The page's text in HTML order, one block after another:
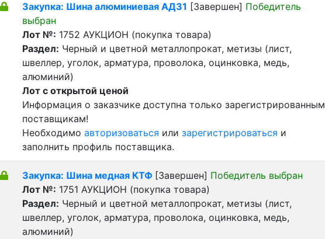
Закупка: Шина алюминиевая АД31 [Завершен] Победитель
выбран
Лот №: 1752 АУКЦИОН (покупка товара)
Раздел: Черный и цветной металлопрокат, метизы (лист,
швеллер, уголок, арматура, проволока, оцинковка, медь,
алюминий)
Лот с открытой ценой
Информация о заказчике доступна только зарегистрированным
поставщикам!
Необходимо авторизоваться или зарегистрироваться и
заполнить профиль поставщика.
Закупка: Шина медная КТФ [Завершен] Победитель выбран
Лот №: 1751 АУКЦИОН (покупка товара)
Раздел: Черный и цветной металлопрокат, метизы (лист,
швеллер, уголок, арматура, проволока, оцинковка, медь,
алюминий)